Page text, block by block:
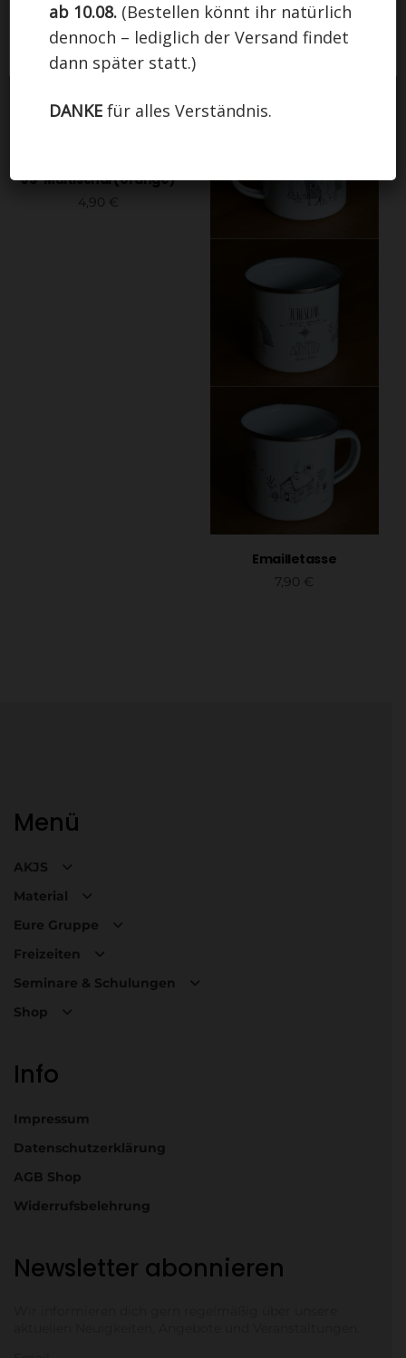
Outdoorgames CD 2
9,90€
In den Warenkorb
Outdoorgames CD 1
9,90€
JS-Multischal (orange)
4,90 €
OUT OF STOCK
Emailletasse
7,90 €
Menü
AKJS
Material
Eure Gruppe
Freizeiten
Seminare & Schulungen
Shop
Info
Impressum
Datenschutzerklärung
AGB Shop
Widerrufsbelehrung
Newsletter abonnieren
Einstellungen EINVERSTANDEN
ab 10.08. (Bestellen könnt ihr natürlich
dennoch – lediglich der Versand findet
dann später statt.)
DANKE für alles Verständnis.